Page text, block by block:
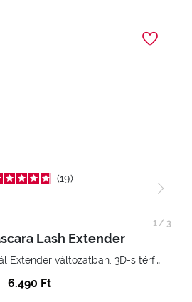
19
Lash Extender
A Pupa szempillaspirál Extender változatban. 3D-s térfogatnövelő hatás. Hihetetlenül hosszú és göndör szempillák
6.490 Ft
1/ 3